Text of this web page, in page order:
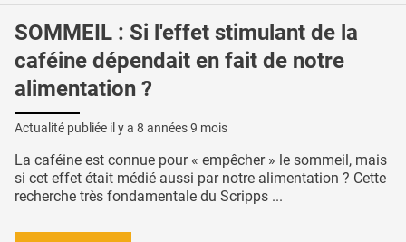
SOMMEIL : Si l'effet stimulant de la
caféine dépendait en fait de notre
alimentation ?
Actualité publiée il y a 8 années 9 mois
La caféine est connue pour « empêcher » le sommeil, mais
si cet effet était médié aussi par notre alimentation ? Cette
recherche très fondamentale du Scripps ...